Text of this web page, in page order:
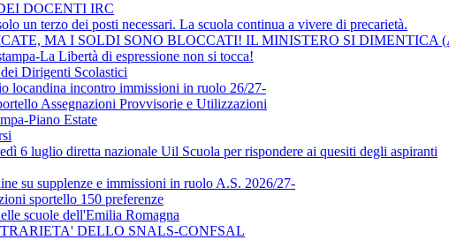
DOCENTI IRC
un terzo dei posti necessari. La scuola continua a vivere di precarietà.
MA I SOLDI SONO BLOCCATI! IL MINISTERO SI DIMENTICA
La Libertà di espressione non si tocca!
Dirigenti Scolastici
locandina incontro immissioni in ruolo 26/27-
Assegnazioni Provvisorie e Utilizzazioni
Piano Estate
6 luglio diretta nazionale Uil Scuola per rispondere ai quesiti degli aspiranti
su supplenze e immissioni in ruolo A.S. 2026/27-
sportello 150 preferenze
scuole dell'Emilia Romagna
DELLO SNALS-CONFSAL